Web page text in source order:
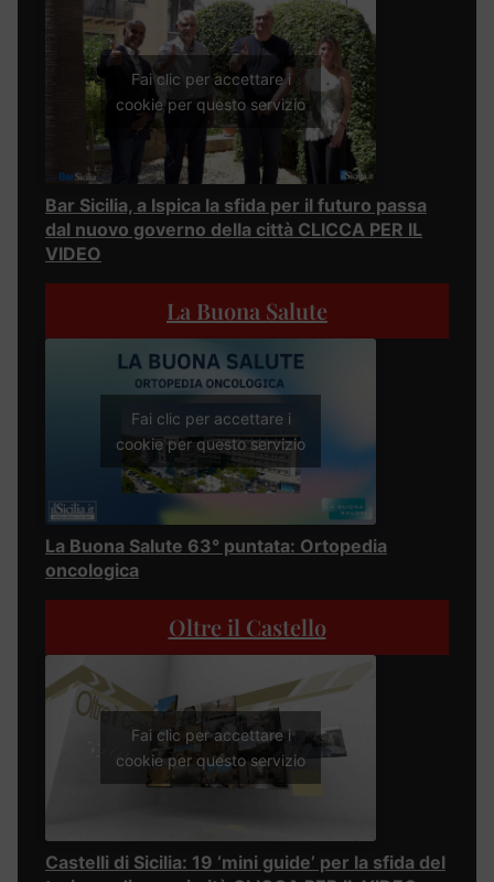
Fai clic per accettare i
cookie per questo servizio
Bar Sicilia, a Ispica la sfida per il futuro passa
dal nuovo governo della città CLICCA PER IL
VIDEO
La Buona Salute
Fai clic per accettare i
cookie per questo servizio
La Buona Salute 63° puntata: Ortopedia
oncologica
Oltre il Castello
Fai clic per accettare i
cookie per questo servizio
Castelli di Sicilia: 19 ‘mini guide’ per la sfida del